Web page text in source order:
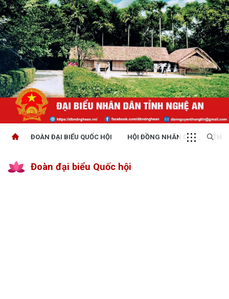
ĐOÀN ĐẠI BIỂU QUỐC HỘI HỘI ĐỒNG NHÂN DÂN
Đoàn đại biểu Quốc hội